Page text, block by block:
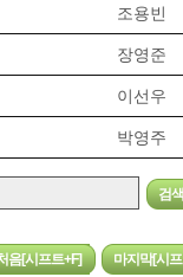
조용빈
장영준
이선우
박영주